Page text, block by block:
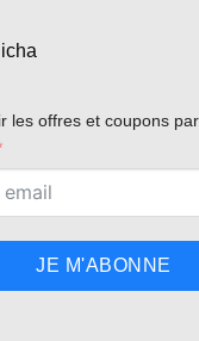
les offres et coupons
JE M'ABONNE